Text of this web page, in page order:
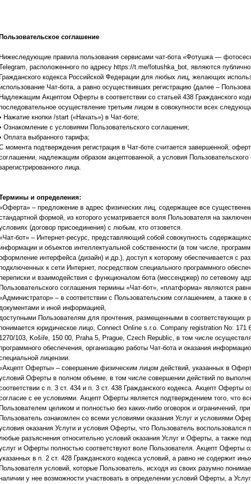
Пользовательское соглашение
Нижеследующие правила пользования сервисами чат-бота «Фотушка —
расположенного по адресу https://t.me/fotushka_bot, являются
Гражданского кодекса Российской Федерации для любых лиц, желающих
Чат-бота, а равно осуществивших регистрацию (далее –
Надлежащим Акцептом Оферты в соответствии со статьей 438 Гражданского
осуществление третьим лицом в совокупности всех
Нажатие кнопки /start («Начать») в Чат-боте;
Ознакомление с условиями Пользовательского соглашения;
Оплата выбранного тарифа;
момента подтверждения регистрация в Чат-боте считается завершенной,
надлежащим образом акцептованной, а условия
лица.
и определения:
– предложение в адрес физических лиц, содержащее все
формой, из которого усматривается воля Пользователя на
(договор присоединения) с любым, кто отзовется.
бот» – Интернет-ресурс, представляющий собой совокупность
и объектов интеллектуальной собственности (в том числе,
интерфейса (дизайн) и др.), доступ к которому обеспечивается с
к сети Интернет, посредством специального программного
и взаимодействия с функционалом бота (мессенджер) по сетевому
Пользовательского соглашения термины «Чат-бот», «платформа» являются
– в соответствии с Пользовательским соглашением, а также в
и иной информацией,
Пользователям для прочтения, размещенными в соответствующих
юридическое лицо, Connect Online s.r.o. Company registration No: 171
1270/103, Košiře, 150 00, Praha 5, Prague, Czech Republic, в том числе
обеспечения, организацию работы Чат-бота и оказания
лицензии.
Оферты» – совершение физическим лицом действий, указанных в
Оферты в полном объеме, в том числе совершении действий по
с п. 3 ст. 434 и п. 3 ст. 438 Гражданского кодекса. Акцепт Оферты
с ее условиями. Акцепт Оферты является подтверждением того, что
Пользователем целиком и полностью без каких-либо оговорок и ограничений,
Пользователь ознакомлен со всеми условиями оказания Услуг и условиями
оказания Услуги и условия Оферты, что Пользователь воспользовался
разъяснения относительно условий оказания Услуг и Оферты, а также
и Оферты полностью соответствуют воле Пользователя. Акцепт Оферты
в п. 2 ст. 428 Гражданского кодекса условий, а равно не содержит
Пользователя условий, которые Пользователь, исходя из своих разумно
у нее возможности участвовать в определении условий Оферты, а